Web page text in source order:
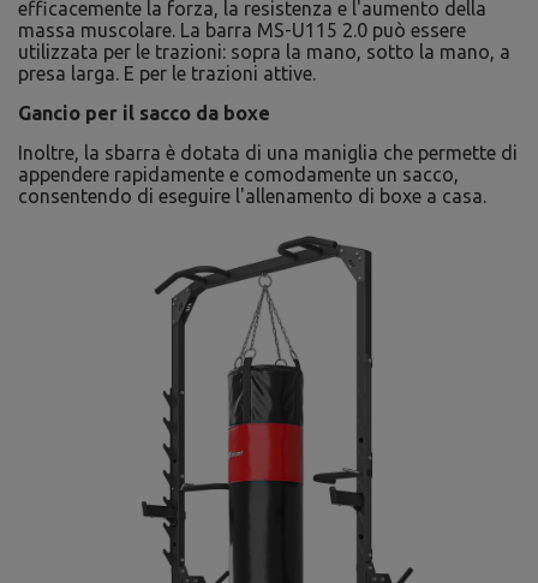
efficacemente la forza, la resistenza e l'aumento della
massa muscolare. La barra MS-U115 2.0 può essere
utilizzata per le trazioni: sopra la mano, sotto la mano, a
presa larga. E per le trazioni attive.
Gancio per il sacco da boxe
Inoltre, la sbarra è dotata di una maniglia che permette di
appendere rapidamente e comodamente un sacco,
consentendo di eseguire l'allenamento di boxe a casa.